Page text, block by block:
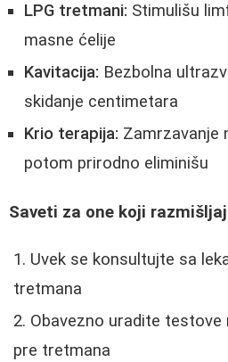
LPG tretmani: Stimulišu
masne ćelije
Kavitacija: Bezbolna
skidanje centimetara
Krio terapija: Zamrzavanje
potom prirodno eliminišu
Saveti za one koji
Uvek se konsultujte sa
tretmana
Obavezno uradite testove
pre tretmana